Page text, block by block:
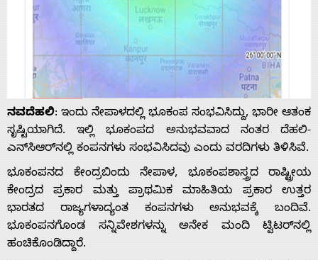
ನವದೆಹಲಿ: ಇಂದು ನೇಪಾಳದಲ್ಲಿ ಭೂಕಂಪ ಸಂಭವಿಸಿದ್ದು, ಭಾರೀ ಆತಂಕ
ಸೃಷ್ಟಿಯಾಗಿದೆ. ಇಲ್ಲಿ ಭೂಕಂಪದ ಅನುಭವವಾದ ನಂತರ ದೆಹಲಿ-
ಎನ್‌ಸಿಆರ್‌ನಲ್ಲಿ ಕಂಪನಗಳು ಸಂಭವಿಸಿದವು ಎಂದು ವರದಿಗಳು ತಿಳಿಸಿವೆ.
ಭೂಕಂಪನದ ಕೇಂದ್ರಬಿಂದು ನೇಪಾಳ, ಭೂಕಂಪಶಾಸ್ತ್ರದ ರಾಷ್ಟ್ರೀಯ
ಕೇಂದ್ರದ ಪ್ರಕಾರ ಮತ್ತು ಪ್ರಾಥಮಿಕ ಮಾಹಿತಿಯ ಪ್ರಕಾರ ಉತ್ತರ
ಭಾರತದ ರಾಜ್ಯಗಳಾದ್ಯಂತ ಕಂಪನಗಳು ಅನುಭವಕ್ಕೆ ಬಂದಿವೆ.
ಭೂಕಂಪನಗೊಂಡ ಸನ್ನಿವೇಶಗಳನ್ನು ಅನೇಕ ಮಂದಿ ಟ್ವಿಟರ್‌ನಲ್ಲಿ
ಹಂಚಿಕೊಂಡಿದ್ದಾರೆ.